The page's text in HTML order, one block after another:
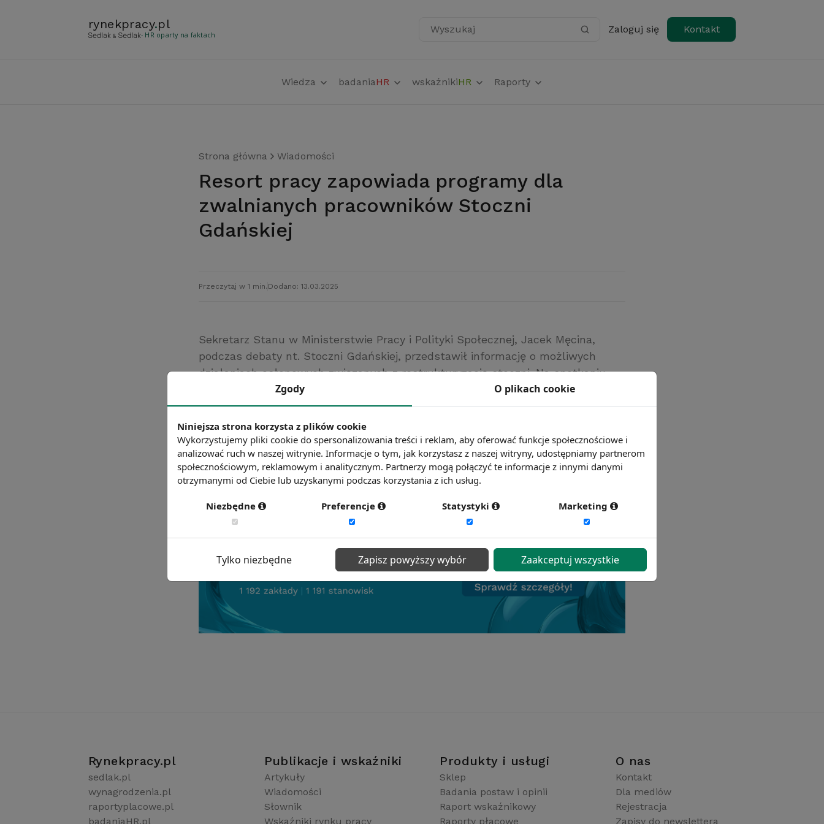
rynekpracy.pl
- HR oparty na faktach Wyszukaj Zaloguj się Kontakt
Wiedza badaniaHR wskaźnikiHR Raporty
Strona główna Wiadomości
Resort pracy zapowiada programy dla
zwalnianych pracowników Stoczni
Gdańskiej
Przeczytaj w 1 min. Dodano: 13.03.2025
Sekretarz Stanu w Ministerstwie Pracy i Polityki Społecznej, Jacek Męcina,
podczas debaty nt. Stoczni Gdańskiej, przedstawił informację o możliwych
działaniach osłonowych związanych z restrukturyzacją stoczni. Na spotkaniu,
które odbyło się 7 listopada 2013, obecni byli również reprezentanci
Ministerstwa Skarbu Państwa, Ministerstwa Gospodarki, Agencji Rozwoju
Przemysłu oraz Wojewódzkiego Urzędu Pracy.
Źródło: Ministerstwo Pracy i Polityki Społecznej
Chcesz wiedzieć więcej?Zobacz więcej wiadomości
Rynekpracy.pl
sedlak.pl
wynagrodzenia.pl
raportyplacowe.pl
badaniaHR.pl
Publikacje i wskaźniki
Artykuły
Wiadomości
Słownik
Wskaźniki rynku pracy
Produkty i usługi
Sklep
Badania postaw i opinii
Raport wskaźnikowy
Raporty płacowe
O nas
Kontakt
Dla mediów
Rejestracja
Zapisy do newslettera
Zgody O plikach cookie
Niniejsza strona korzysta z plików cookie
Wykorzystujemy pliki cookie do spersonalizowania treści i reklam, aby oferować funkcje społecznościowe i
analizować ruch w naszej witrynie. Informacje o tym, jak korzystasz z naszej witryny, udostępniamy partnerom
społecznościowym, reklamowym i analitycznym. Partnerzy mogą połączyć te informacje z innymi danymi
otrzymanymi od Ciebie lub uzyskanymi podczas korzystania z ich usług.
Niezbędne Preferencje Statystyki Marketing
Tylko niezbędne Zapisz powyższy wybór Zaakceptuj wszystkie